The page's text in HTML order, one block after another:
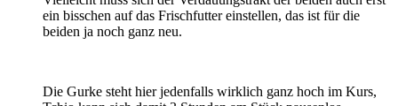
ein bisschen auf das Frischfutter einstellen, das ist für die
beiden ja noch ganz neu.
Die Gurke steht hier jedenfalls wirklich ganz hoch im Kurs,